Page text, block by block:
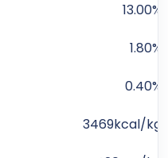
13.00%
1.80%
0.40%
3469kcal/kg